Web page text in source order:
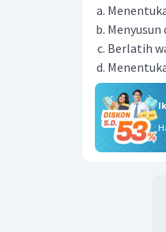
Berlatih